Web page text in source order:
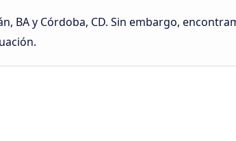
BA y Córdoba, CD. Sin embargo,